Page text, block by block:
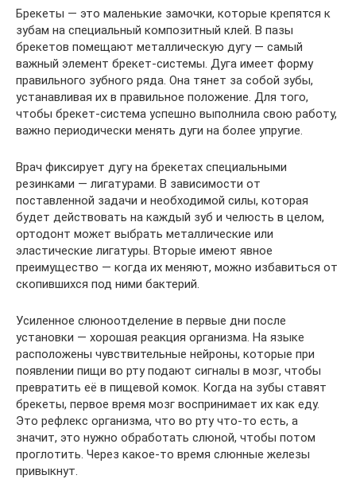
Брекеты — это маленькие замочки, которые крепятся к
зубам на специальный композитный клей. В пазы
брекетов помещают металлическую дугу — самый
важный элемент брекет-системы. Дуга имеет форму
правильного зубного ряда. Она тянет за собой зубы,
устанавливая их в правильное положение. Для того,
чтобы брекет-система успешно выполнила свою работу,
важно периодически менять дуги на более упругие.
Врач фиксирует дугу на брекетах специальными
резинками — лигатурами. В зависимости от
поставленной задачи и необходимой силы, которая
будет действовать на каждый зуб и челюсть в целом,
ортодонт может выбрать металлические или
эластические лигатуры. Вторые имеют явное
преимущество — когда их меняют, можно избавиться от
скопившихся под ними бактерий.
Усиленное слюноотделение в первые дни после
установки — хорошая реакция организма. На языке
расположены чувствительные нейроны, которые при
появлении пищи во рту подают сигналы в мозг, чтобы
превратить её в пищевой комок. Когда на зубы ставят
брекеты, первое время мозг воспринимает их как еду.
Это рефлекс организма, что во рту что-то есть, а
значит, это нужно обработать слюной, чтобы потом
проглотить. Через какое-то время слюнные железы
привыкнут.